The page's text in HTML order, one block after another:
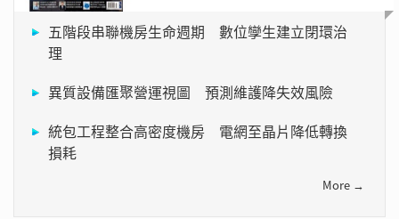
五階段串聯機房生命週期 數位孿生建立閉環治
理
異質設備匯聚營運視圖 預測維護降失效風險
統包工程整合高密度機房 電網至晶片降低轉換
損耗
More →